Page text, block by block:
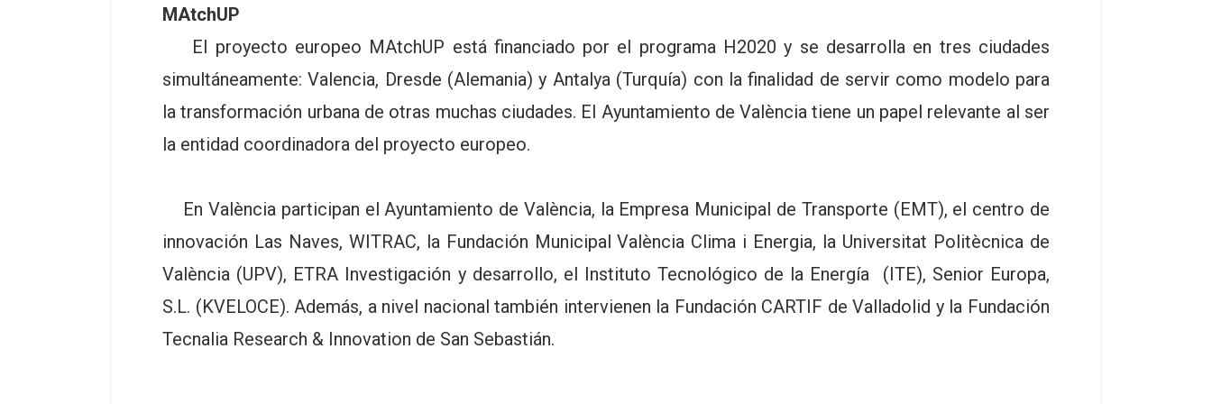
MAtchUP
El proyecto europeo MAtchUP está financiado por el programa H2020 y se desarrolla en tres ciudades
simultáneamente: Valencia, Dresde (Alemania) y Antalya (Turquía) con la finalidad de servir como modelo para
la transformación urbana de otras muchas ciudades. El Ayuntamiento de València tiene un papel relevante al ser
la entidad coordinadora del proyecto europeo.
En València participan el Ayuntamiento de València, la Empresa Municipal de Transporte (EMT), el centro de
innovación Las Naves, WITRAC, la Fundación Municipal València Clima i Energia, la Universitat Politècnica de
València (UPV), ETRA Investigación y desarrollo, el Instituto Tecnológico de la Energía (ITE), Senior Europa,
S.L. (KVELOCE). Además, a nivel nacional también intervienen la Fundación CARTIF de Valladolid y la Fundación
Tecnalia Research & Innovation de San Sebastián.